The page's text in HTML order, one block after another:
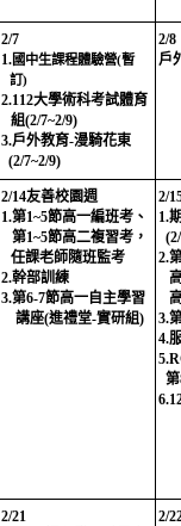
2/7
1.國中生課程體驗營(暫
訂)
2.112大學術科考試體育
組(2/7~2/9)
3.戶外教育-漫騎花東
(2/7~2/9)
2/8
戶
2/14友善校園週
1.第1~5節高一編班考、
第1~5節高二複習考，
任課老師隨班監考
2.幹部訓練
3.第6-7節高一自主學習
講座(進禮堂-實研組)
2/
1.
2.
3.
4.
第
2/21
2/